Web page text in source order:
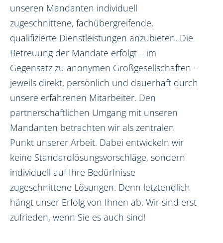
unseren Mandanten individuell
zugeschnittene, fachübergreifende,
qualifizierte Dienstleistungen anzubieten. Die
Betreuung der Mandate erfolgt – im
Gegensatz zu anonymen Großgesellschaften –
jeweils direkt, persönlich und dauerhaft durch
unsere erfahrenen Mitarbeiter. Den
partnerschaftlichen Umgang mit unseren
Mandanten betrachten wir als zentralen
Punkt unserer Arbeit. Dabei entwickeln wir
keine Standardlösungsvorschläge, sondern
individuell auf Ihre Bedürfnisse
zugeschnittene Lösungen. Denn letztendlich
hängt unser Erfolg von Ihnen ab. Wir sind erst
zufrieden, wenn Sie es auch sind!